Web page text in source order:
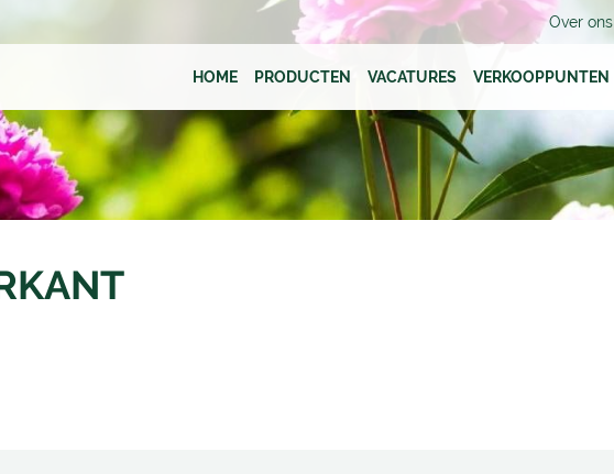
Over ons
HOME PRODUCTEN VACATURES VERKOOPPUNTEN